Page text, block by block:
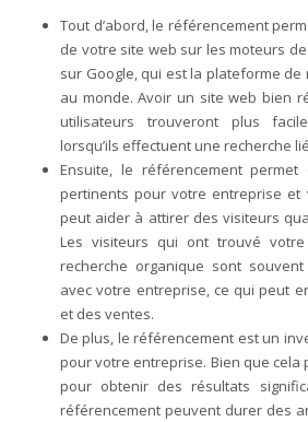
Tout d’abord, le référencement
de votre site web sur les moteurs
sur Google, qui est la plateforme
au monde. Avoir un site web bien
utilisateurs trouveront plus
lorsqu’ils effectuent une recherche
Ensuite, le référencement
pertinents pour votre entreprise et
peut aider à attirer des visiteurs
Les visiteurs qui ont trouvé
recherche organique sont
avec votre entreprise, ce qui peut
et des ventes.
De plus, le référencement est un
pour votre entreprise. Bien que cela
pour obtenir des résultats
référencement peuvent durer des